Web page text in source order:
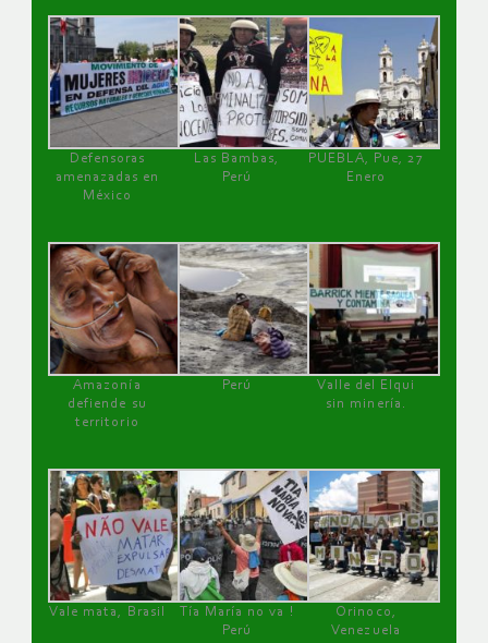
Defensoras
amenazadas en
México
Las Bambas,
Perú
PUEBLA, Pue, 27
Enero
Amazonía
defiende su
territorio
Perú
Valle del Elqui
sin minería.
Vale mata, Brasil
Tía María no va !
Perú
Orinoco,
Venezuela